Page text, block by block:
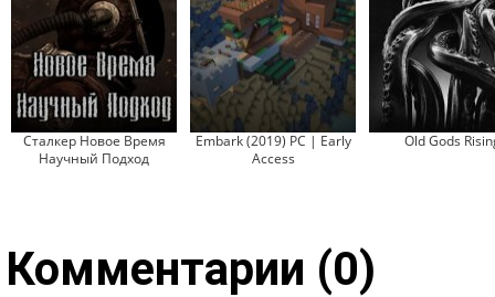
Сталкер Новое Время
Научный Подход
Embark (2019) PC | Early
Access
Old Gods
Комментарии (0)